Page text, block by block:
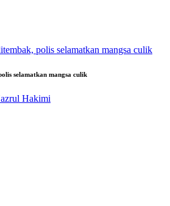
selamatkan mangsa culik
Hakimi